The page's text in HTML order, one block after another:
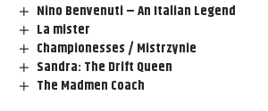
Nino Benvenuti – An Italian Legend
La mister
Championesses / Mistrzynie
Sandra: The Drift Queen
The Madmen Coach